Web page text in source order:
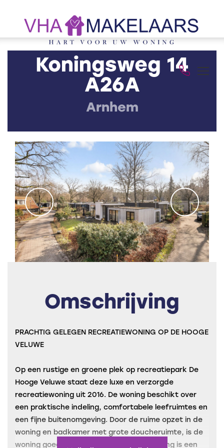
Koningsweg 14
A26A
Arnhem
Omschrijving
PRACHTIG GELEGEN RECREATIEWONING OP DE HOOGE
VELUWE
Op een rustige en groene plek op recreatiepark De
Hooge Veluwe staat deze luxe en verzorgde
recreatiewoning uit 2016. De woning beschikt over
een praktische indeling, comfortabele leefruimtes en
een fijne buitenomgeving. Door de ruime opzet in de
woning en badkamer met grote doucheruimte, is de
woning goed rolstoeltoegankelijk. De woning is een